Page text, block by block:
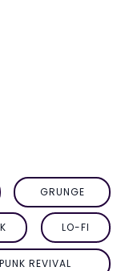
GRUNGE
LO-FI
REVIVAL